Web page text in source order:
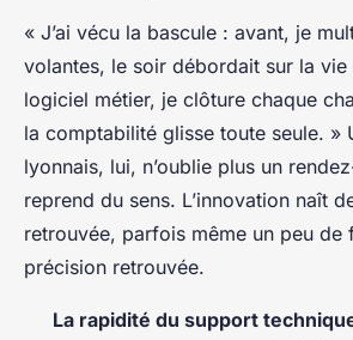
« J’ai vécu la bascule : avant, je
volantes, le soir débordait sur la
logiciel métier, je clôture chaque
la comptabilité glisse toute seule. »
lyonnais, lui, n’oublie plus un
reprend du sens. L’innovation naît
retrouvée, parfois même un peu de
précision retrouvée.
La rapidité du support